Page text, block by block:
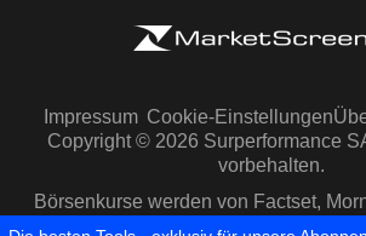
Impressum Cookie-Einstellungen
Copyright © 2026 Surperformance
vorbehalten.
Börsenkurse werden von Factset,
Capital IQ zur Verfügung